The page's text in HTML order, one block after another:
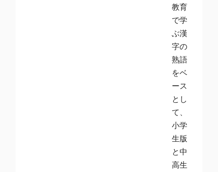
教育
で学
ぶ漢
字の
熟語
をベ
ース
とし
て、
小学
生版
と中
高生